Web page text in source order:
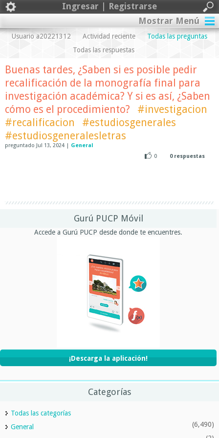
Ingresar | Registrarse
Mostrar Menú
Usuario a20221312 Actividad reciente
Todas las preguntas
Todas las respuestas
Buenas tardes, ¿Saben si es posible pedir
recalificación de la monografía final para
investigación académica? Y si es así, ¿Saben
cómo es el procedimiento?
#investigacion
#recalificacion
#estudiosgenerales
#estudiosgeneralesletras
preguntado Jul 13, 2024 | General
0
0respuestas
Gurú PUCP Móvil
Accede a Gurú PUCP desde donde te encuentres.
¡Descarga la aplicación!
Categorías
Todas las categorías
General
(6,490)